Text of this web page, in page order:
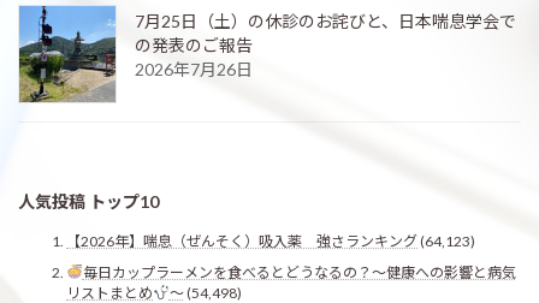
7月25日（土）の休診のお詫びと、日本喘息学会で
の発表のご報告
2026年7月26日
人気投稿 トップ10
【2026年】喘息（ぜんそく）吸入薬 強さランキング(64,123)
毎日カップラーメンを食べるとどうなるの？〜健康への影響と病気
リストまとめ
〜(54,498)